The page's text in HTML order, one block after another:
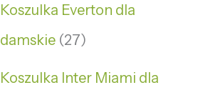
Koszulka Everton dla
damskie 27
Koszulka Inter Miami dla